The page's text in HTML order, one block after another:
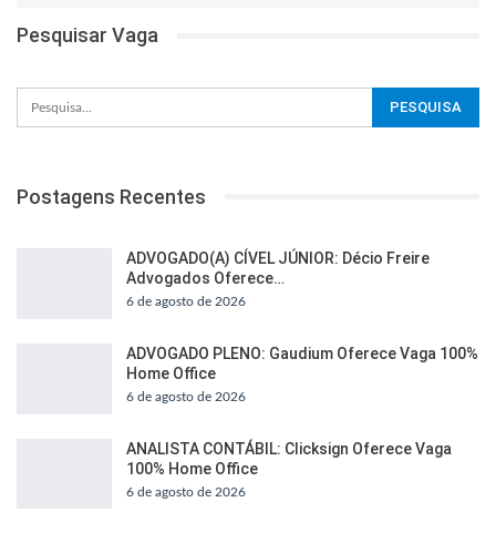
Pesquisar Vaga
Postagens Recentes
ADVOGADO(A) CÍVEL JÚNIOR: Décio Freire
Advogados Oferece…
6 de agosto de 2026
ADVOGADO PLENO: Gaudium Oferece Vaga 100%
Home Office
6 de agosto de 2026
ANALISTA CONTÁBIL: Clicksign Oferece Vaga
100% Home Office
6 de agosto de 2026